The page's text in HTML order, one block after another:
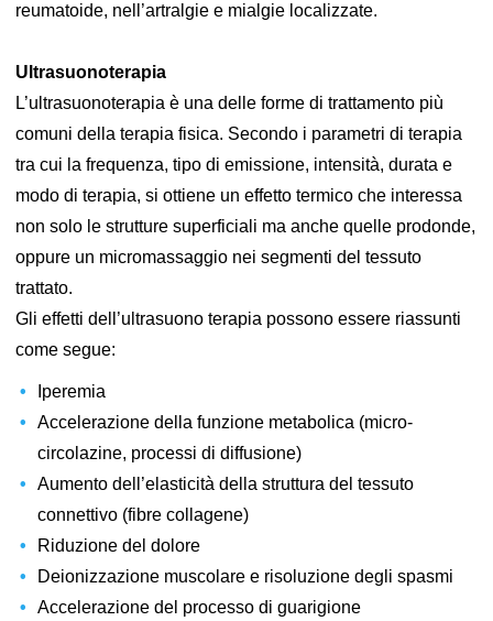
reumatoide, nell’artralgie e mialgie localizzate.
Ultrasuonoterapia
L’ultrasuonoterapia è una delle forme di trattamento più
comuni della terapia fisica. Secondo i parametri di terapia
tra cui la frequenza, tipo di emissione, intensità, durata e
modo di terapia, si ottiene un effetto termico che interessa
non solo le strutture superficiali ma anche quelle prodonde,
oppure un micromassaggio nei segmenti del tessuto
trattato.
Gli effetti dell’ultrasuono terapia possono essere riassunti
come segue:
Iperemia
Accelerazione della funzione metabolica (micro-
circolazine, processi di diffusione)
Aumento dell’elasticità della struttura del tessuto
connettivo (fibre collagene)
Riduzione del dolore
Deionizzazione muscolare e risoluzione degli spasmi
Accelerazione del processo di guarigione